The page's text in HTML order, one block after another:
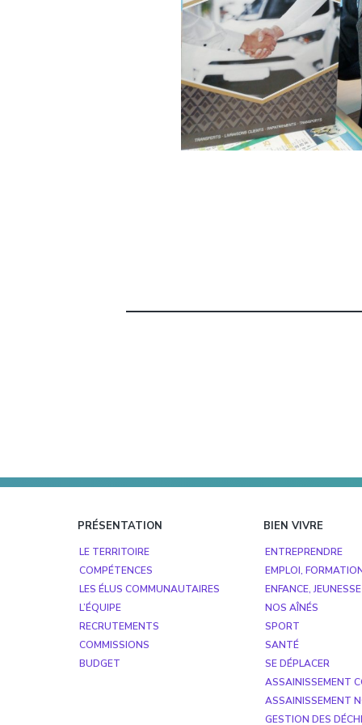
Footer
PRÉSENTATION
LE TERRITOIRE
COMPÉTENCES
LES ÉLUS COMMUNAUTAIRES
L’ÉQUIPE
RECRUTEMENTS
COMMISSIONS
BUDGET
BIEN VIVRE
ENTREPRENDRE
EMPLOI,
ENFANCE, JEUNESSE
NOS AÎNÉS
SPORT
SANTÉ
SE DÉPLACER
ASSAINISSEMENT
ASSAINISSEMENT
GESTION DES